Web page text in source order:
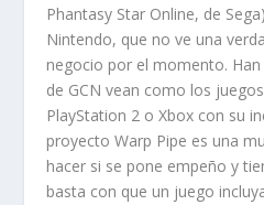
Phantasy Star Online, de
Nintendo, que no ve una
negocio por el momento.
de GCN vean como los
PlayStation 2 o Xbox con su
proyecto Warp Pipe es una
hacer si se pone empeño y
basta con que un juego